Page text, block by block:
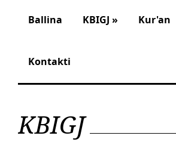
Ballina KBIGJ » Kur'an
Kontakti
KBIGJ